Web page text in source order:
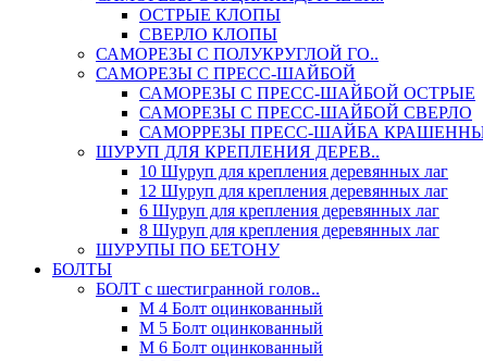
ОСТРЫЕ КЛОПЫ
СВЕРЛО КЛОПЫ
САМОРЕЗЫ С ПОЛУКРУГЛОЙ ГО..
САМОРЕЗЫ С ПРЕСС-ШАЙБОЙ
САМОРЕЗЫ С ПРЕСС-ШАЙБОЙ ОСТРЫЕ
САМОРЕЗЫ С ПРЕСС-ШАЙБОЙ СВЕРЛО
САМОРРЕЗЫ ПРЕСС-ШАЙБА
ШУРУП ДЛЯ КРЕПЛЕНИЯ ДЕРЕВ..
10 Шуруп для крепления деревянных лаг
12 Шуруп для крепления деревянных лаг
6 Шуруп для крепления деревянных лаг
8 Шуруп для крепления деревянных лаг
ШУРУПЫ ПО БЕТОНУ
БОЛТЫ
БОЛТ с шестигранной голов..
М 4 Болт оцинкованный
М 5 Болт оцинкованный
М 6 Болт оцинкованный